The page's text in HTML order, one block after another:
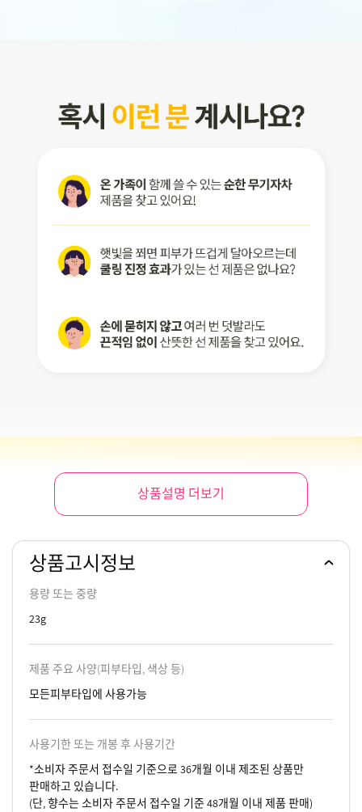
상품설명 더보기
상품고시정보
용량 또는 중량
23g
제품 주요 사양(피부타입, 색상 등)
모든피부타입에 사용가능
사용기한 또는 개봉 후 사용기간
*소비자 주문서 접수일 기준으로 36개월 이내 제조된 상품만
판매하고 있습니다.
(단, 향수는 소비자 주문서 접수일 기준 48개월 이내 제품 판매)